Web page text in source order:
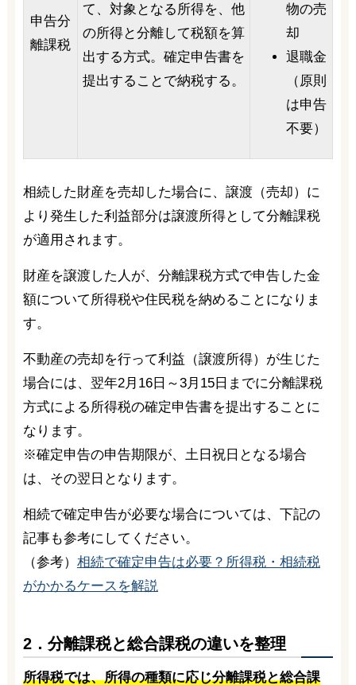
申告分
離課税
て、対象となる所得を、他
の所得と分離して税額を算
出する方式。確定申告書を
提出することで納税する。
物の売
却
退職金
（原則
は申告
不要）
相続した財産を売却した場合に、譲渡（売却）に
より発生した利益部分は譲渡所得として分離課税
が適用されます。
財産を譲渡した人が、分離課税方式で申告した金
額について所得税や住民税を納めることになりま
す。
不動産の売却を行って利益（譲渡所得）が生じた
場合には、翌年2月16日～3月15日までに分離課税
方式による所得税の確定申告書を提出することに
なります。
※確定申告の申告期限が、土日祝日となる場合
は、その翌日となります。
相続で確定申告が必要な場合については、下記の
記事も参考にしてください。
（参考） 相続で確定申告は必要？所得税・相続税
がかかるケースを解説
2．分離課税と総合課税の違いを整理
所得税では、所得の種類に応じ分離課税と総合課